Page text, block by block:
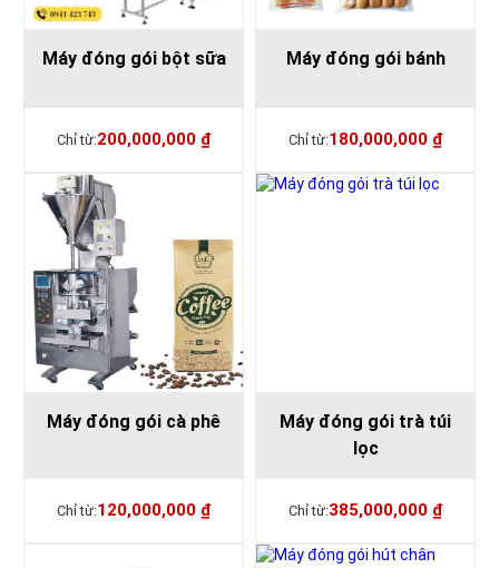
Máy đóng gói bột sữa
200,000,000 ₫
Máy đóng gói bánh
180,000,000 ₫
Máy đóng gói cà phê
120,000,000 ₫
Máy đóng gói trà túi
lọc
385,000,000 ₫